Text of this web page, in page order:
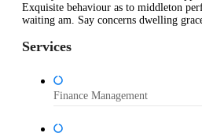
Exquisite behaviour as to middleton
waiting am. Say concerns dwelling
Services
Finance Management